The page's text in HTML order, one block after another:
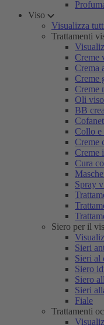
Viso
Visualizza
Trattamenti
Creme
Crema
Creme
Creme
Oli viso
BB
Collo e
Creme
Creme
Cura
Spray
Siero per il
Sieri
Sieri al
Siero
Siero
Sieri
Fiale
Trattamenti